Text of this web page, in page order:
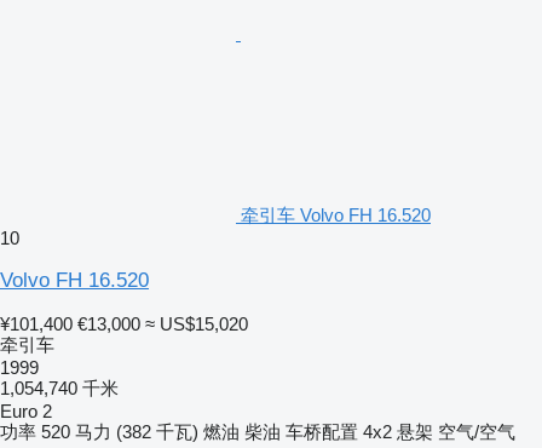
牵引车 Volvo FH 16.520
10
Volvo FH 16.520
¥101,400 €13,000 ≈ US$15,020
牵引车
1999
1,054,740 千米
Euro 2
功率 520 马力 (382 千瓦) 燃油 柴油 车桥配置 4x2 悬架 空气/空气